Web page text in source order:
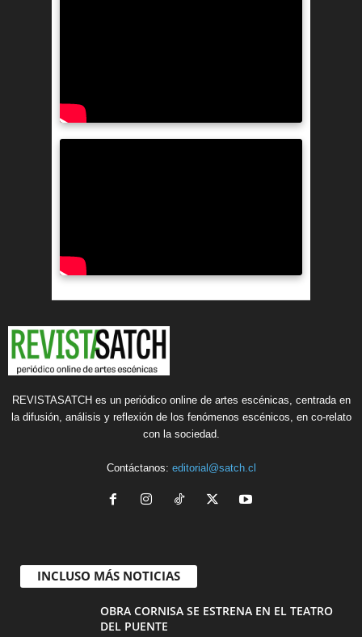
REVISTASATCH es un periódico online de artes escénicas, centrada en
la difusión, análisis y reflexión de los fenómenos escénicos, en co-relato
con la sociedad.
Contáctanos: editorial@satch.cl
INCLUSO MÁS NOTICIAS
OBRA CORNISA SE ESTRENA EN EL TEATRO
DEL PUENTE